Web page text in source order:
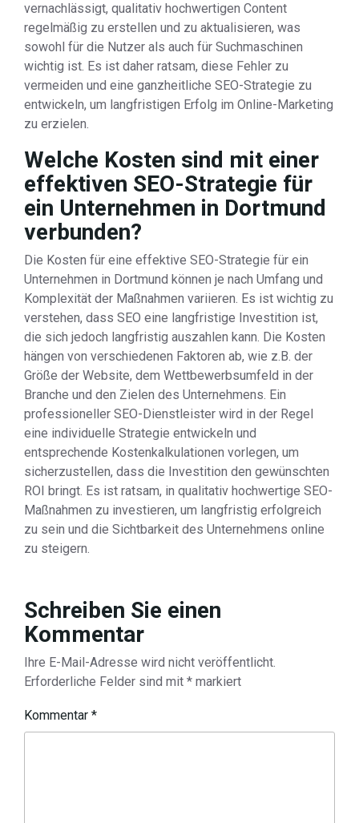
vernachlässigt, qualitativ hochwertigen Content
regelmäßig zu erstellen und zu aktualisieren, was
sowohl für die Nutzer als auch für Suchmaschinen
wichtig ist. Es ist daher ratsam, diese Fehler zu
vermeiden und eine ganzheitliche SEO-Strategie zu
entwickeln, um langfristigen Erfolg im Online-Marketing
zu erzielen.
Welche Kosten sind mit einer
effektiven SEO-Strategie für
ein Unternehmen in Dortmund
verbunden?
Die Kosten für eine effektive SEO-Strategie für ein
Unternehmen in Dortmund können je nach Umfang und
Komplexität der Maßnahmen variieren. Es ist wichtig zu
verstehen, dass SEO eine langfristige Investition ist,
die sich jedoch langfristig auszahlen kann. Die Kosten
hängen von verschiedenen Faktoren ab, wie z.B. der
Größe der Website, dem Wettbewerbsumfeld in der
Branche und den Zielen des Unternehmens. Ein
professioneller SEO-Dienstleister wird in der Regel
eine individuelle Strategie entwickeln und
entsprechende Kostenkalkulationen vorlegen, um
sicherzustellen, dass die Investition den gewünschten
ROI bringt. Es ist ratsam, in qualitativ hochwertige SEO-
Maßnahmen zu investieren, um langfristig erfolgreich
zu sein und die Sichtbarkeit des Unternehmens online
zu steigern.
Schreiben Sie einen
Kommentar
Ihre E-Mail-Adresse wird nicht veröffentlicht.
Erforderliche Felder sind mit * markiert
Kommentar *